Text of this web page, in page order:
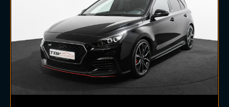
manuelle
automatique